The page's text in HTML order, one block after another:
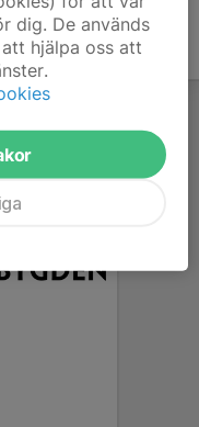
dig. De används
hjälpa oss att